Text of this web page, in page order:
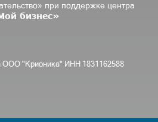
при поддержке центра
бизнес»
ООО "Крионика" ИНН 1831162588